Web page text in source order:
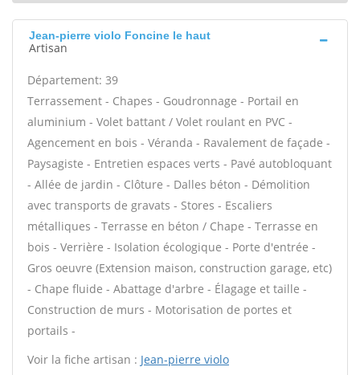
Jean-pierre violo Foncine le haut
Artisan
Département: 39
Terrassement - Chapes - Goudronnage - Portail en
aluminium - Volet battant / Volet roulant en PVC -
Agencement en bois - Véranda - Ravalement de façade -
Paysagiste - Entretien espaces verts - Pavé autobloquant
- Allée de jardin - Clôture - Dalles béton - Démolition
avec transports de gravats - Stores - Escaliers
métalliques - Terrasse en béton / Chape - Terrasse en
bois - Verrière - Isolation écologique - Porte d'entrée -
Gros oeuvre (Extension maison, construction garage, etc)
- Chape fluide - Abattage d'arbre - Élagage et taille -
Construction de murs - Motorisation de portes et
portails -
Voir la fiche artisan : Jean-pierre violo